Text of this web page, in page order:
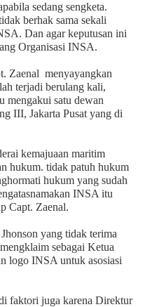
sedang sengketa.
berhak sama sekali
Dan agar keputusan ini
Organisasi INSA.
Zaenal menyayangkan
terjadi berulang kali,
mengakui satu dewan
III, Jakarta Pusat yang di
kemajuaan maritim
hukum. tidak patuh hukum
hukum yang sudah
INSA itu
Capt. Zaenal.
yang tidak terima
sebagai Ketua
logo INSA untuk asosiasi
faktori juga karena Direktur